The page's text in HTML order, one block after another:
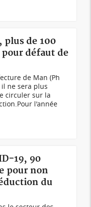
de 100
défaut de
de Man (Ph
il ne sera plus
circuler sur la
l'année
19, 90
pour non
du